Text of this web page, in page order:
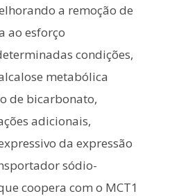
a remoção de
ao esforço
condições,
metabólica
de bicarbonato,
adicionais,
da expressão
sódio-
coopera com o MCT1